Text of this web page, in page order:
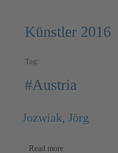
Künstler 2016
Tag:
#Austria
Jozwiak, Jörg
Read more